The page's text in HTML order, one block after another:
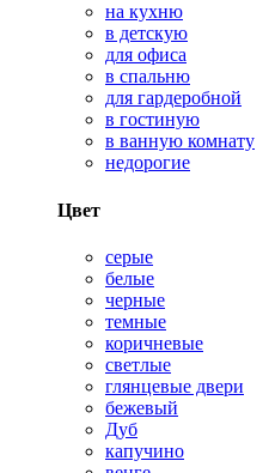
на кухню
в детскую
для офиса
в спальню
для гардеробной
в гостиную
в ванную комнату
недорогие
Цвет
серые
белые
черные
темные
коричневые
светлые
глянцевые двери
бежевый
Дуб
капучино